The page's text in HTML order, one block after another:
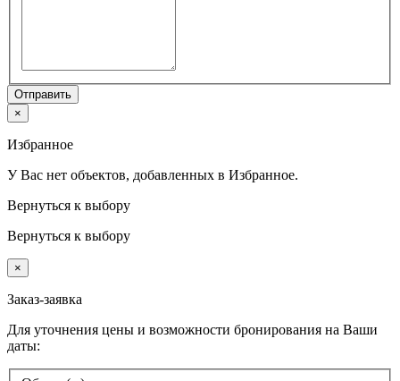
Отправить
×
Избранное
У Вас нет объектов, добавленных в Избранное.
Вернуться к выбору
Вернуться к выбору
×
Заказ-заявка
Для уточнения цены и возможности бронирования на Ваши
даты: